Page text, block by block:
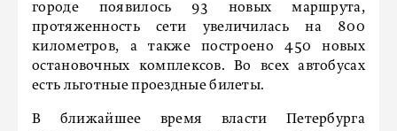
городе появилось 93 новых маршрута,
протяженность сети увеличилась на 800
километров, а также построено 450 новых
остановочных комплексов. Во всех автобусах
есть льготные проездные билеты.
В ближайшее время власти Петербурга